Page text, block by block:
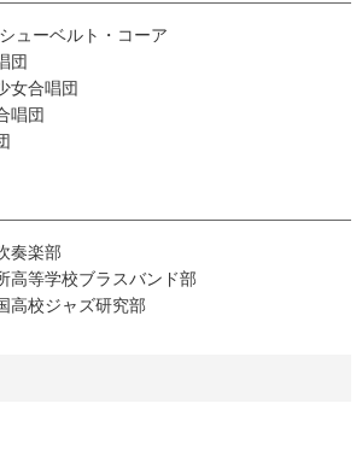
ューベルト・コーア
団
女合唱団
唱団
奏楽部
等学校ブラスバンド部
校ジャズ研究部